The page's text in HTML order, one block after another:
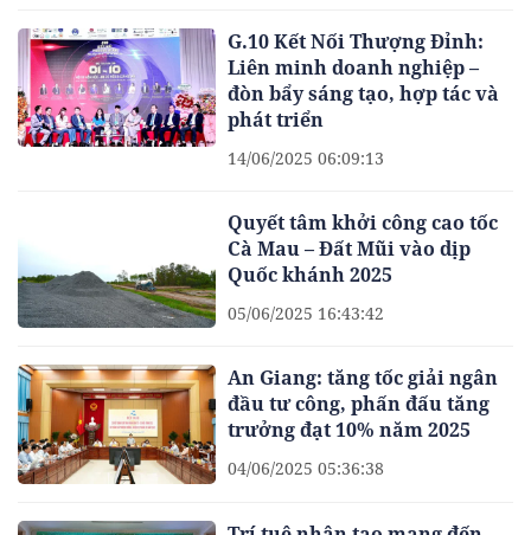
G.10 Kết Nối Thượng Đỉnh:
Liên minh doanh nghiệp –
đòn bẩy sáng tạo, hợp tác và
phát triển
14/06/2025 06:09:13
Quyết tâm khởi công cao tốc
Cà Mau – Đất Mũi vào dịp
Quốc khánh 2025
05/06/2025 16:43:42
An Giang: tăng tốc giải ngân
đầu tư công, phấn đấu tăng
trưởng đạt 10% năm 2025
04/06/2025 05:36:38